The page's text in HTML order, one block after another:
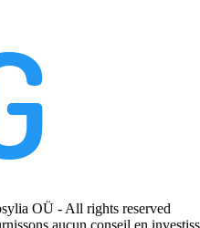
OÜ - All rights reserved
aucun conseil en